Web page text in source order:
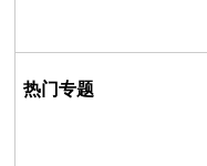
热门专题